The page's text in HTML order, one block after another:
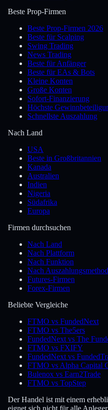
Beste Prop-Firmen
Beste Prop-Firmen 2026
Beste für Scalping
Swing Trading
News Trading
Beste für Anfänger
Beste für EAs & Bots
Kleine Konten
Große Konten
Sofort-Finanzierung
Höchste
Schnellste Auszahlung
Nach Land
USA
Beste in Großbritannien
Kanada
Australien
Indien
Nigeria
Südafrika
Europa
Firmen durchsuchen
Nach Land
Nach Plattform
Nach Funktion
Nach
Futures-Firmen
Forex-Firmen
Beliebte Vergleiche
FTMO vs FundedNext
FTMO vs The5ers
FundedNext vs The
FTMO vs FXIFY
FundedNext vs
FTMO vs Alpha Capital
Bulenox vs Earn2Trade
FTMO vs TopStep
Der Handel ist mit einem